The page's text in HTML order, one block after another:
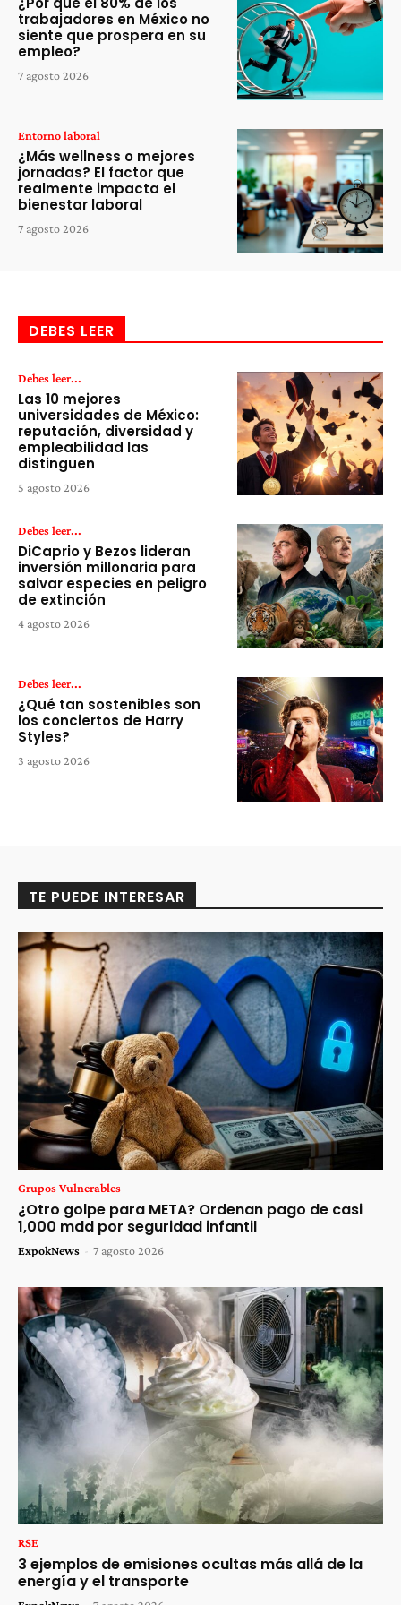
trabajadores en México no
siente que prospera en su
empleo?
7 agosto 2026
Entorno laboral
¿Más wellness o mejores
jornadas? El factor que
realmente impacta el
bienestar laboral
7 agosto 2026
DEBES LEER
Debes leer...
Las 10 mejores
universidades de México:
reputación, diversidad y
empleabilidad las
distinguen
5 agosto 2026
Debes leer...
DiCaprio y Bezos lideran
inversión millonaria para
salvar especies en peligro
de extinción
4 agosto 2026
Debes leer...
¿Qué tan sostenibles son
los conciertos de Harry
Styles?
3 agosto 2026
TE PUEDE INTERESAR
Grupos Vulnerables
¿Otro golpe para META? Ordenan pago de casi
1,000 mdd por seguridad infantil
ExpokNews - 7 agosto 2026
RSE
3 ejemplos de emisiones ocultas más allá de la
energía y el transporte